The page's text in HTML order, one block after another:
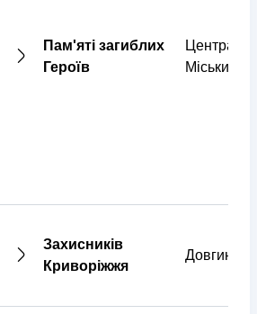
Пам'яті загиблих
Героїв
Міський
Захисників
Криворіжжя